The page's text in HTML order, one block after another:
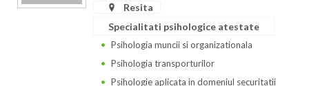
Resita
Specialitati psihologice atestate
Psihologia muncii si organizationala
Psihologia transporturilor
Psihologie aplicata in domeniul securitatii